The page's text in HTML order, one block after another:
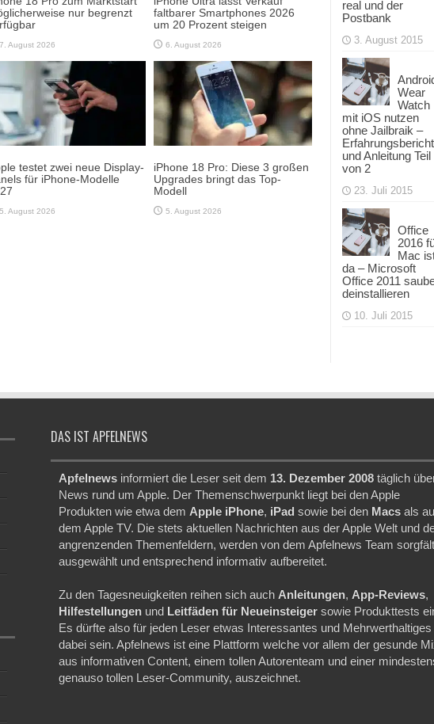
nur begrenzt
7. August 2026
faltbarer Smartphones 2026
um 20 Prozent steigen
6. August 2026
testet zwei neue Display-
für iPhone-Modelle
5. August 2026
iPhone 18 Pro: Diese 3 großen
Upgrades bringt das Top-
Modell
5. August 2026
real und der
Postbank
3. August 2015
Wear
Watch
mit iOS nutzen
ohne Jailbraik –
Erfahrungsbericht
und Anleitung Teil
von 2
23. Juli 2015
Office
2016
Mac
da – Microsoft
Office 2011
deinstallieren
10. Juli 2015
DAS IST APFELNEWS
Apfelnews informiert die Leser seit dem 13. Dezember 2008 täglich
News rund um Apple. Der Themenschwerpunkt liegt bei den Apple
Produkten wie etwa dem Apple iPhone, iPad sowie bei den Macs als
dem Apple TV. Die stets aktuellen Nachrichten aus der Apple Welt und
angrenzenden Themenfeldern, werden von dem Apfelnews Team
ausgewählt und entsprechend informativ aufbereitet.
Zu den Tagesneuigkeiten reihen sich auch Anleitungen, App-Reviews,
Hilfestellungen und Leitfäden für Neueinsteiger sowie Produkttests
Es dürfte also für jeden Leser etwas Interessantes und Mehrwerthaltiges
dabei sein. Apfelnews ist eine Plattform welche vor allem der gesunde
aus informativen Content, einem tollen Autorenteam und einer
genauso tollen Leser-Community, auszeichnet.